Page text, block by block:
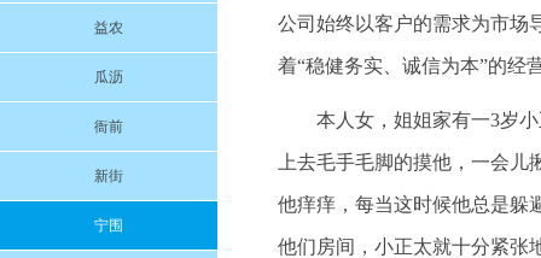
益农
瓜沥
衙前
新街
宁围
公司始终以客户的需求为市场
着“稳健务实、诚信为本”的经
本人女，姐姐家有一3岁
上去毛手毛脚的摸他，一会
他痒痒，每当这时候他总是躲
他们房间，小正太就十分紧张